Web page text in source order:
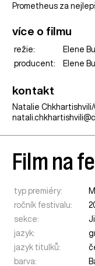
Prometheus za
více o filmu
režie:
Elene
producent:
Elene
kontakt
Natalie Chkhartishvili/
Film na
typ premiéry:
ročník festivalu:
sekce:
jazyk:
jazyk titulků:
barva: